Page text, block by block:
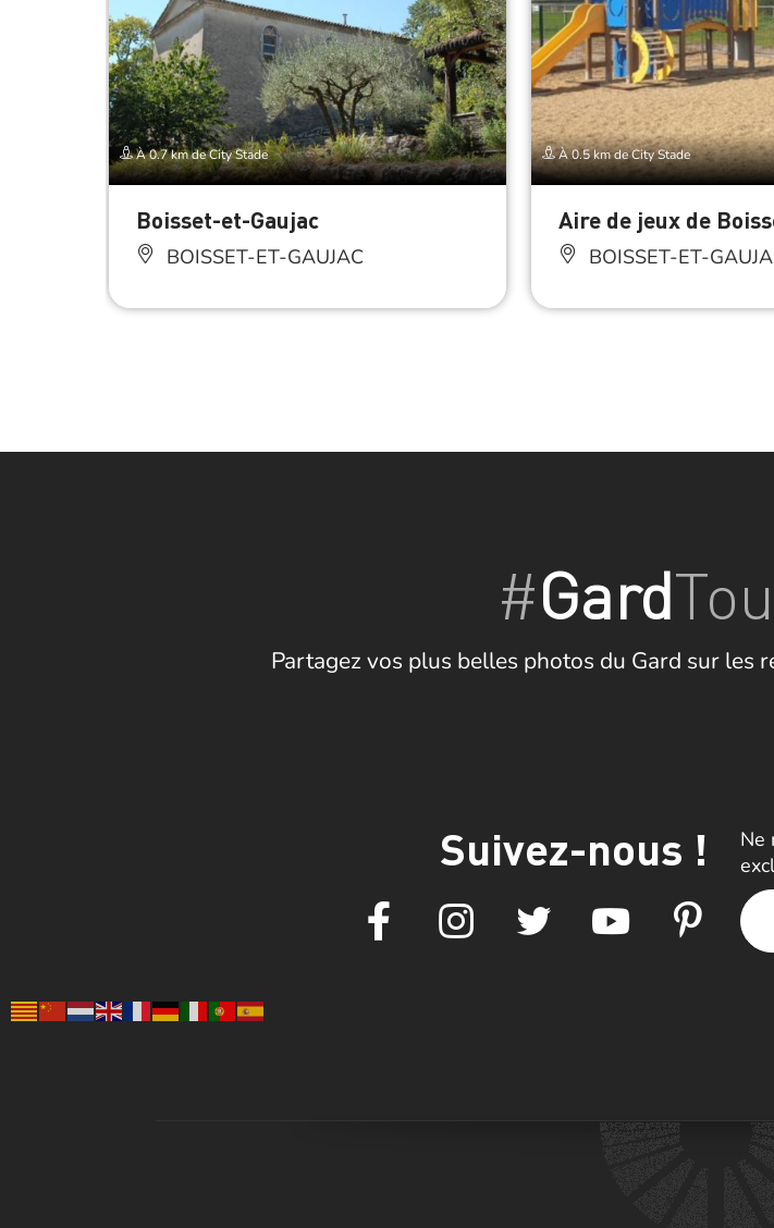
À 0.7 km de City Stade
Boisset-et-Gaujac
BOISSET-ET-GAUJAC
À 0.5 km de City Stade
Aire de jeux de
BOISSET-ET-
#Gard
Partagez vos plus belles photos du Gard sur les
Suivez-nous !
Ne